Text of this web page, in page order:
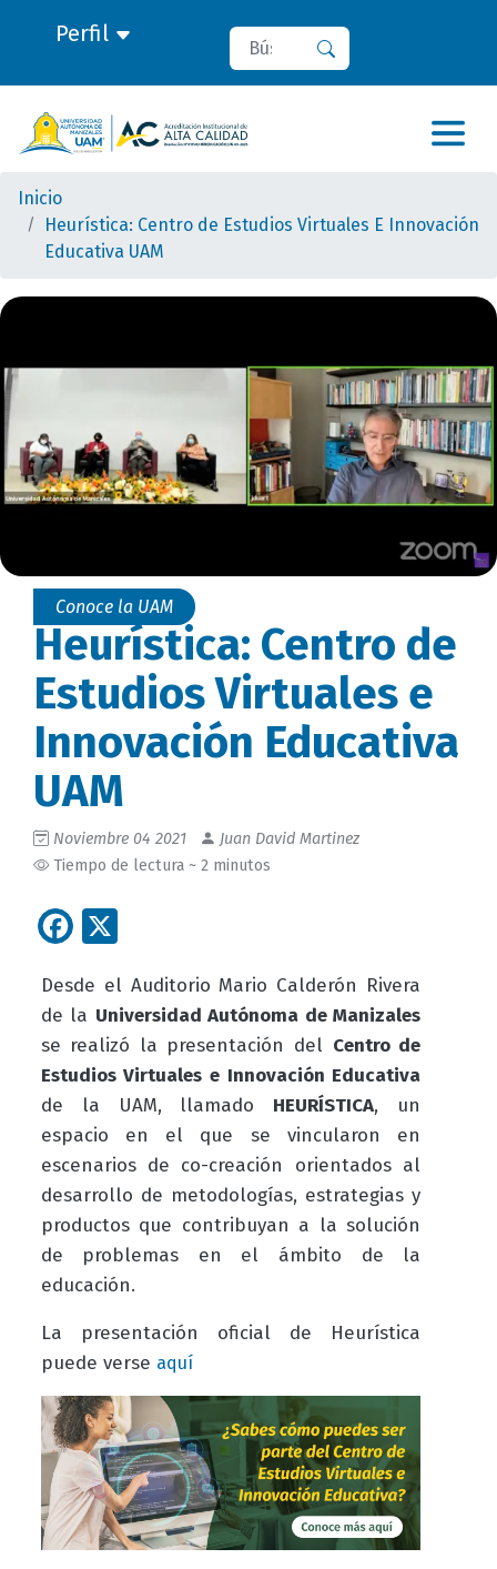
Perfil Buscar
Inicio
Heurística: Centro de Estudios Virtuales E Innovación
Educativa UAM
Conoce la UAM
Heurística: Centro de
Estudios Virtuales e
Innovación Educativa
UAM
Noviembre 04 2021
Juan David Martinez
Tiempo de lectura ~ 2 minutos
Facebook
Desde el Auditorio Mario Calderón Rivera
de la Universidad Autónoma de Manizales
se realizó la presentación del Centro de
Estudios Virtuales e Innovación Educativa
de la UAM, llamado HEURÍSTICA, un
espacio en el que se vincularon en
escenarios de co-creación orientados al
desarrollo de metodologías, estrategias y
productos que contribuyan a la solución
de problemas en el ámbito de la
educación.
La presentación oficial de Heurística
puede verse aquí